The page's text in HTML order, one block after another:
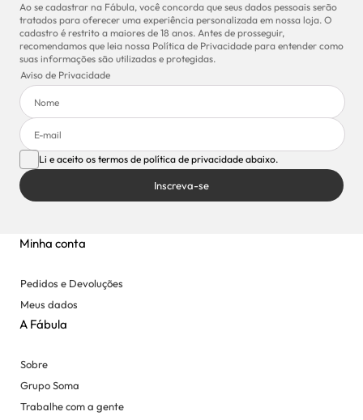
Ao se cadastrar na Fábula, você concorda que seus dados pessoais serão
tratados para oferecer uma experiência personalizada em nossa loja. O
cadastro é restrito a maiores de 18 anos. Antes de prosseguir,
recomendamos que leia nossa Política de Privacidade para entender como
suas informações são utilizadas e protegidas.
Aviso de Privacidade
Li e aceito os termos de política de privacidade abaixo.
Inscreva-se
Minha conta
Pedidos e Devoluções
Meus dados
A Fábula
Sobre
Grupo Soma
Trabalhe com a gente